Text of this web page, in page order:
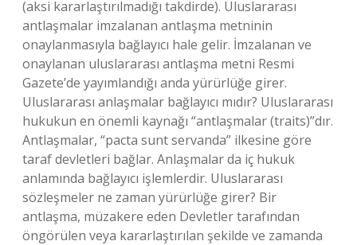
(aksi kararlaştırılmadığı takdirde). Uluslararası
antlaşmalar imzalanan antlaşma metninin
onaylanmasıyla bağlayıcı hale gelir. İmzalanan ve
onaylanan uluslararası antlaşma metni Resmi
Gazete’de yayımlandığı anda yürürlüğe girer.
Uluslararası anlaşmalar bağlayıcı mıdır? Uluslararası
hukukun en önemli kaynağı “antlaşmalar (traits)”dır.
Antlaşmalar, “pacta sunt servanda” ilkesine göre
taraf devletleri bağlar. Anlaşmalar da iç hukuk
anlamında bağlayıcı işlemlerdir. Uluslararası
sözleşmeler ne zaman yürürlüğe girer? Bir
antlaşma, müzakere eden Devletler tarafından
öngörülen veya kararlaştırılan şekilde ve zamanda